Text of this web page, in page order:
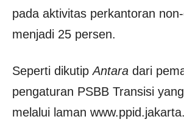
pada aktivitas perkantoran non-
menjadi 25 persen.
Seperti dikutipAntara dari
pengaturan PSBB Transisi
melalui laman